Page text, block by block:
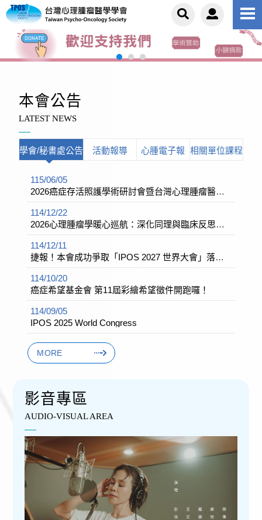
EN
學會簡介
理事長的話
組織章程
永久會員
組織架構
理監事
委員會
SHARE師資名單
心腫專家
交通位置
心理腫瘤醫學全球發展記事
本會公告
學會/秘書處公告
活動報導
心腫電子報
心腫休息站
影音專區
繼續教育
辦法說明
審查規則
申請表下載
積分申請/進度查詢
學會主辦課程報名
相關單位繼續教育課程
專業認證
認證辦法
認證申請表
心腫專家
下載專區
相關連結
國內 - 政府機關
國內 - 醫療院所
國內 - 學會
國外
醫學院校
捐款支持
申請註冊
會員入會申請
非會員註冊
團體會員申請
永久會員申請
登入專區
會員登入
忘記密碼
本會公告
LATEST NEWS
學會/秘書處公告 活動報導 心腫電子報 相關單位課程
115/06/05
2026癌症存活照護學術研討會暨台灣心理腫瘤醫學學會第六屆第三次會員大會
114/12/22
2026心理腫瘤學暖心巡航：深化同理與臨床反思的旅途 線上課程招生開跑!
114/12/11
捷報！本會成功爭取「IPOS 2027 世界大會」落地臺灣
114/10/20
癌症希望基金會 第11屆彩繪希望徵件開跑囉！
114/09/05
IPOS 2025 World Congress
MORE
影音專區
AUDIO-VISUAL AREA